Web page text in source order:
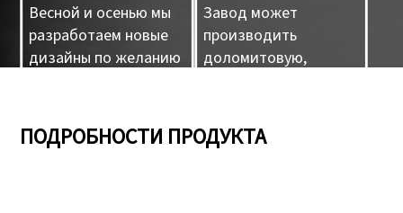
Весной и осенью мы
разработаем новые
дизайны по желанию
Завод может
производить
доломитовую,
а также
керамические
05 06
ПОДРОБНОСТИ ПРОДУКТА